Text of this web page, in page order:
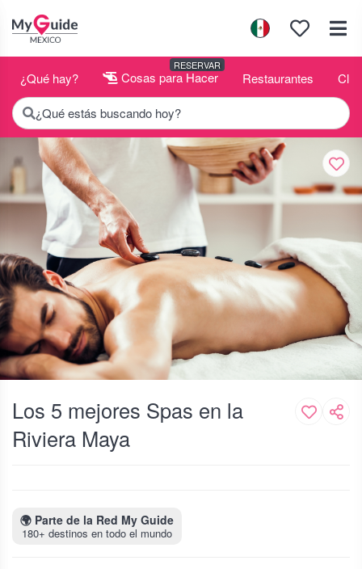
¿Qué hay? Cosas para Hacer
RESERVAR
Restaurantes
¿Qué estás buscando hoy?
Los 5 mejores Spas en la
Riviera Maya
🌍 Parte de la Red My Guide
180+ destinos en todo el mundo